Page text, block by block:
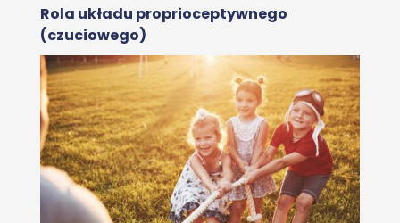
Rola układu proprioceptywnego
(czuciowego)